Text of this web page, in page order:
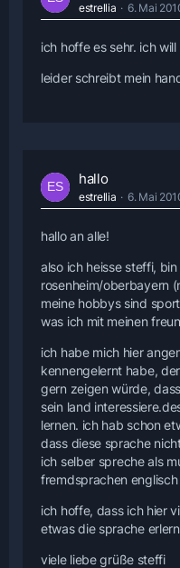
estrellia 6. Mai
ich hoffe es sehr. ich
leider schreibt mein
hallo
estrellia 6. Mai
hallo an alle!
also ich heisse steffi,
rosenheim/oberbayern
meine hobbys sind
was ich mit meinen
ich habe mich hier
kennengelernt habe,
gern zeigen würde,
sein land
lernen. ich hab schon
dass diese sprache
ich selber spreche als
fremdsprachen
ich hoffe, dass ich hier
etwas die sprache
viele liebe grüße steffi